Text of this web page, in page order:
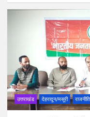
उत्तराखंड देहरादून/मसूरी राजनीति